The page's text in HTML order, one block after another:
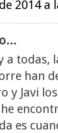
2014 a
a todas,
han
y Javi
es